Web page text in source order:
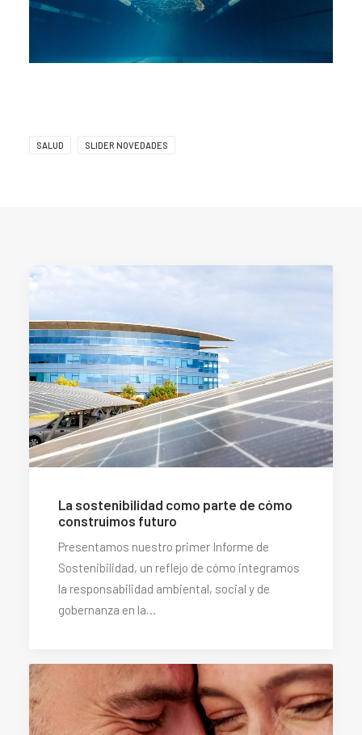
SALUD SLIDER NOVEDADES
La sostenibilidad como parte de cómo
construimos futuro
Presentamos nuestro primer Informe de
Sostenibilidad, un reflejo de cómo integramos
la responsabilidad ambiental, social y de
gobernanza en la…